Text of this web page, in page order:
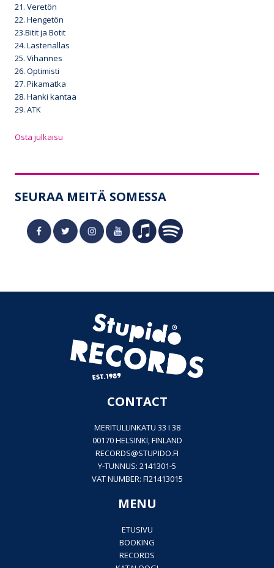
21. Veretön
22. Hengetön
23.Bitit ja Botit
24. Lastenallas
25. Vihannes
26. Optimisti
27. Pikamatka
28. Hanki kantaa
29. ATK
Osta julkaisu
SEURAA MEITÄ SOMESSA
CONTACT
MERITULLINKATU 33 I 38
00170 HELSINKI, FINLAND
RECORDS@STUPIDO.FI
Y-TUNNUS: 2141301-5
VAT NUMBER: FI21413015
MENU
ETUSIVU
BOOKING
RECORDS